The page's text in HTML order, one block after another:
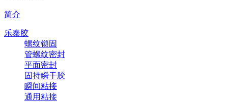
简介
乐泰胶
螺纹锁固
管螺纹密封
平面密封
固持瞬干胶
瞬间粘接
通用粘接